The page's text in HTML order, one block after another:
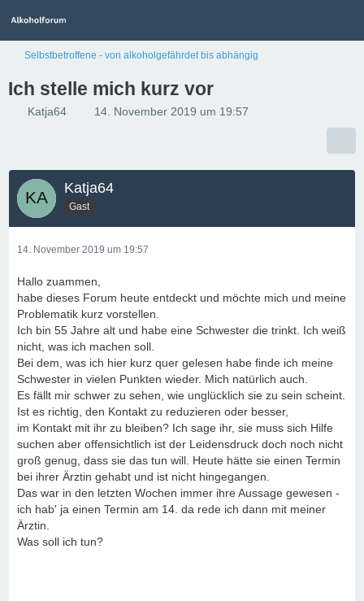
Selbstbetroffene - von alkoholgefährdet bis abhängig
Ich stelle mich kurz vor
Katja64 14. November 2019 um 19:57
Katja64
Gast
14. November 2019 um 19:57
Hallo zuammen,
habe dieses Forum heute entdeckt und möchte mich und meine
Problematik kurz vorstellen.
Ich bin 55 Jahre alt und habe eine Schwester die trinkt. Ich weiß
nicht, was ich machen soll.
Bei dem, was ich hier kurz quer gelesen habe finde ich meine
Schwester in vielen Punkten wieder. Mich natürlich auch.
Es fällt mir schwer zu sehen, wie unglücklich sie zu sein scheint.
Ist es richtig, den Kontakt zu reduzieren oder besser,
im Kontakt mit ihr zu bleiben? Ich sage ihr, sie muss sich Hilfe
suchen aber offensichtlich ist der Leidensdruck doch noch nicht
groß genug, dass sie das tun will. Heute hätte sie einen Termin
bei ihrer Ärztin gehabt und ist nicht hingegangen.
Das war in den letzten Wochen immer ihre Aussage gewesen -
ich hab' ja einen Termin am 14. da rede ich dann mit meiner
Ärztin.
Was soll ich tun?